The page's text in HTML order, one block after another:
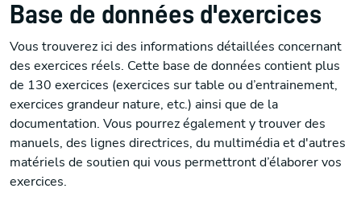
Base de données d'exercices
Vous trouverez ici des informations détaillées concernant
des exercices réels. Cette base de données contient plus
de 130 exercices (exercices sur table ou d’entrainement,
exercices grandeur nature, etc.) ainsi que de la
documentation. Vous pourrez également y trouver des
manuels, des lignes directrices, du multimédia et d'autres
matériels de soutien qui vous permettront d’élaborer vos
exercices.